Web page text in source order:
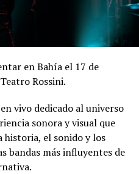
en Bahía el 17 de
Rossini.
vivo dedicado al universo
sonora y visual que
el sonido y los
bandas más influyentes de